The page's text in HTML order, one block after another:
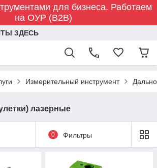
для бизнеса. Работаем
на ОУР (B2B)
ЗДЕСЬ
Измерительный инструмент
лазерные
0 Фильтры